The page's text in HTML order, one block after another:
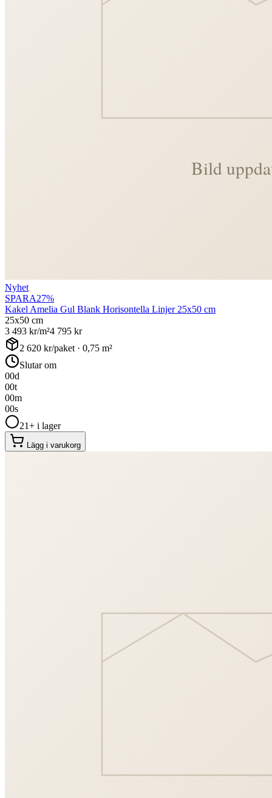
Nyhet
SPARA27%
Kakel Amelia Gul Blank Horisontella Linjer 25x50 cm
25x50 cm
3 493 kr/m²4 795 kr
2 620 kr/paket · 0,75 m²
Slutar om
00d
00t
00m
00s
21+ i lager
Lägg i varukorg